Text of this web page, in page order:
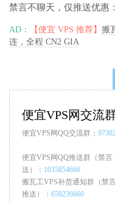
禁言不聊天，仅推送优惠：
AD： 【便宜 VPS 推荐】 搬
连，全程 CN2 GIA
便宜VPS网交流
便宜VPS网QQ交流群：
便宜VPS网QQ推送群（禁言
送）： 1035854666
搬瓦工VPS补货通知群（禁
推送）： 659236660